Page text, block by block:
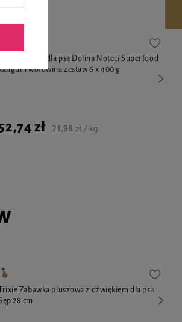
Mokra karma dla psa Dolina Noteci Superfood
i wołowina zestaw 6 x 400 g
zł 21,98 zł / kg
Trixie Zabawka pluszowa z dźwiękiem dla psa
28 cm